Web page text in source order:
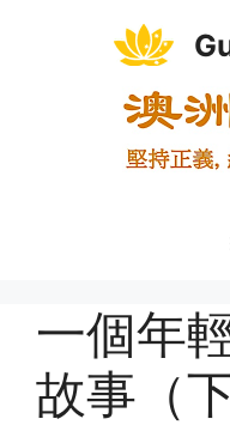
一個年
故事（下